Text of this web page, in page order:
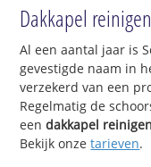
Dakkapel
Al een aantal jaar is
gevestigde naam in
verzekerd van een
Regelmatig de
eendakkapel reinigen
Bekijk onzetarieven.